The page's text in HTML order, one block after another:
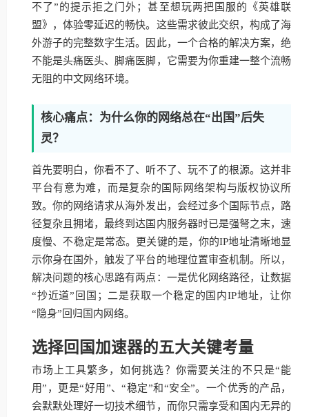
不了”的提示拒之门外；甚至想玩两把国服的《英雄联
盟》，体验零延迟的畅快。这些需求彼此交织，构成了海
外游子的完整数字生活。因此，一个合格的解决方案，绝
不能是头痛医头、脚痛医脚，它需要为你重建一整个流畅
无阻的中文网络环境。
核心痛点：为什么你的网络总在“出国”后失
灵？
首先要明白，你看不了、听不了、玩不了的根源。这并非
平台有意为难，而是复杂的国际网络架构与版权协议所
致。你的网络请求从海外发出，会经过多个国际节点，路
径复杂且拥堵，最终到达国内服务器时已是强弩之末，速
度慢、不稳定是常态。更关键的是，你的IP地址清晰地显
示你身在国外，触发了平台的地理位置审查机制。所以，
解决问题的核心思路有两点：一是优化网络路径，让数据
“抄近道”回国；二是获取一个稳定的国内IP地址，让你
“隐身”回归国内网络。
选择回国加速器的五大关键考量
市场上工具繁多，如何挑选？你需要关注的不只是“能
用”，更是“好用”、“稳定”和“安全”。一个优秀的产品，
会默默处理好一切技术细节，而你只需享受和国内无异的